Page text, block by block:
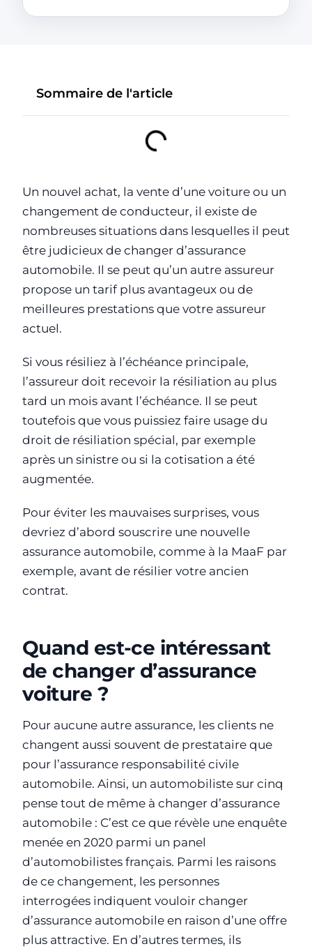
Sommaire de l'article
Un nouvel achat, la vente d’une voiture ou un
changement de conducteur, il existe de
nombreuses situations dans lesquelles il peut
être judicieux de changer d’assurance
automobile. Il se peut qu’un autre assureur
propose un tarif plus avantageux ou de
meilleures prestations que votre assureur
actuel.
Si vous résiliez à l’échéance principale,
l’assureur doit recevoir la résiliation au plus
tard un mois avant l’échéance. Il se peut
toutefois que vous puissiez faire usage du
droit de résiliation spécial, par exemple
après un sinistre ou si la cotisation a été
augmentée.
Pour éviter les mauvaises surprises, vous
devriez d’abord souscrire une nouvelle
assurance automobile, comme à la MaaF par
exemple, avant de résilier votre ancien
contrat.
Quand est-ce intéressant
de changer d’assurance
voiture ?
Pour aucune autre assurance, les clients ne
changent aussi souvent de prestataire que
pour l’assurance responsabilité civile
automobile. Ainsi, un automobiliste sur cinq
pense tout de même à changer d’assurance
automobile : C’est ce que révèle une enquête
menée en 2020 parmi un panel
d’automobilistes français. Parmi les raisons
de ce changement, les personnes
interrogées indiquent vouloir changer
d’assurance automobile en raison d’une offre
plus attractive. En d’autres termes, ils